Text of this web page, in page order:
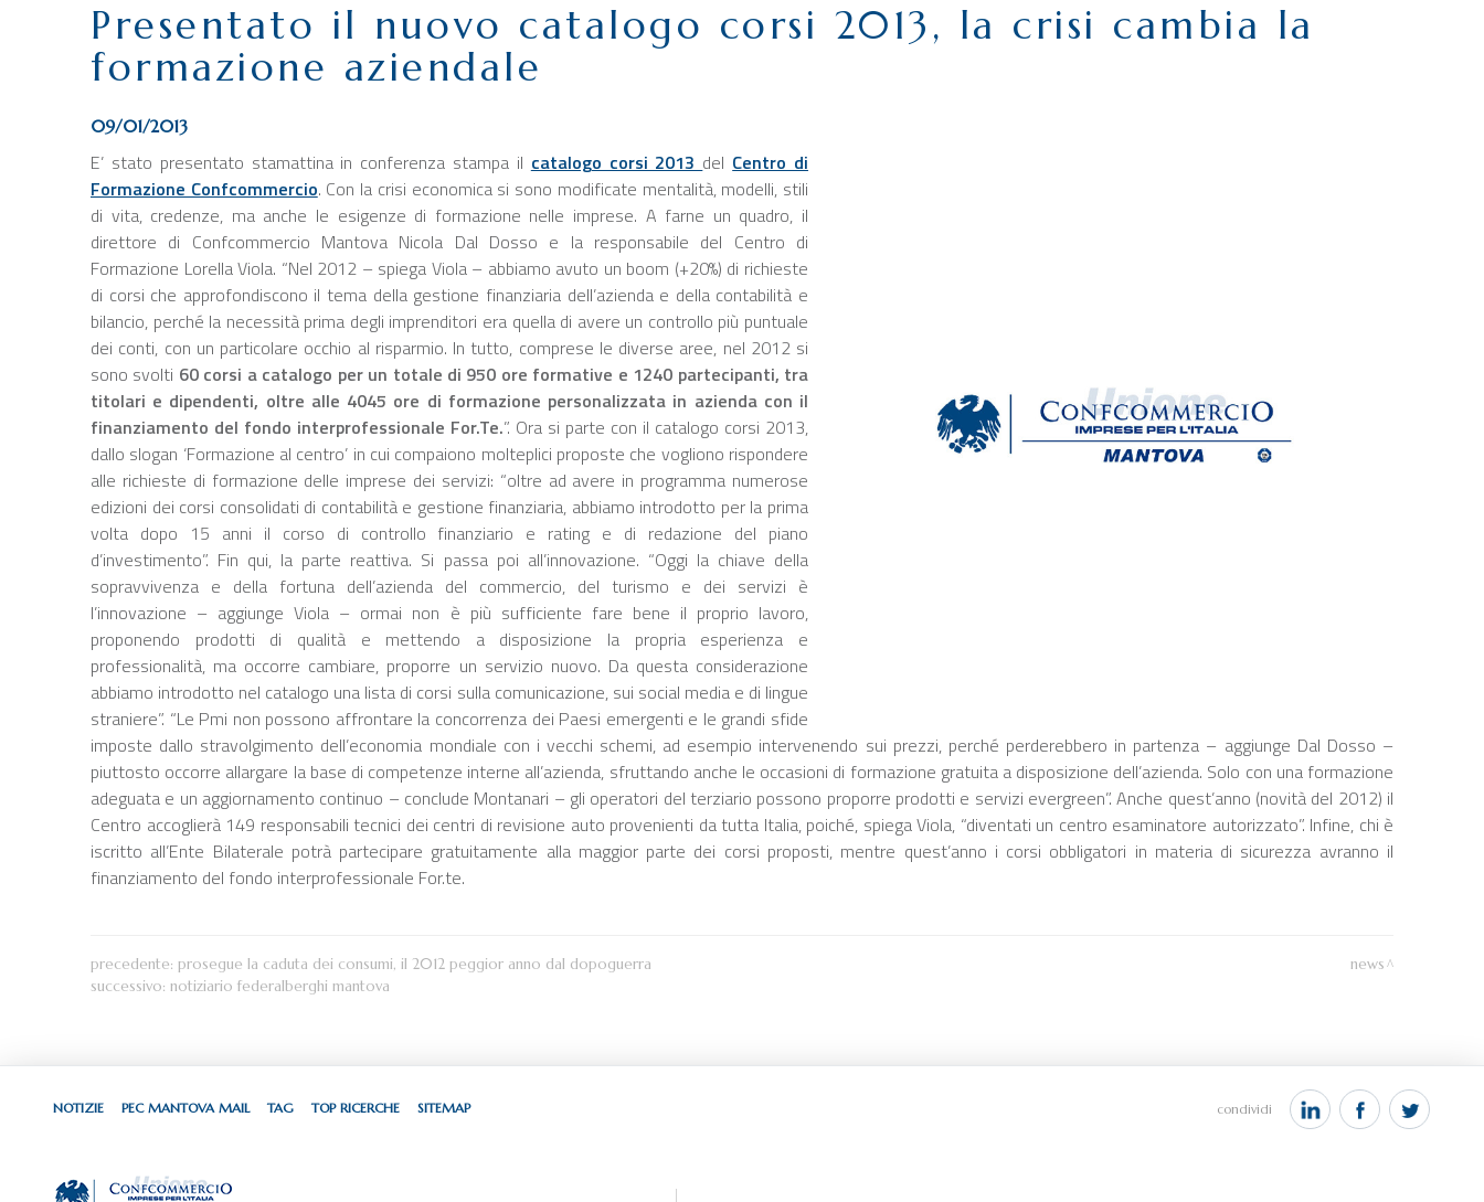
Presentato il nuovo catalogo corsi 2013, la crisi cambia la
formazione aziendale
09/01/2013
E’ stato presentato stamattina in conferenza stampa il catalogo corsi 2013 del Centro di
Formazione Confcommercio. Con la crisi economica si sono modificate mentalità, modelli, stili
di vita, credenze, ma anche le esigenze di formazione nelle imprese. A farne un quadro, il
direttore di Confcommercio Mantova Nicola Dal Dosso e la responsabile del Centro di
Formazione Lorella Viola. “Nel 2012 – spiega Viola – abbiamo avuto un boom (+20%) di richieste
di corsi che approfondiscono il tema della gestione finanziaria dell’azienda e della contabilità e
bilancio, perché la necessità prima degli imprenditori era quella di avere un controllo più puntuale
dei conti, con un particolare occhio al risparmio. In tutto, comprese le diverse aree, nel 2012 si
sono svolti 60 corsi a catalogo per un totale di 950 ore formative e 1240 partecipanti, tra
titolari e dipendenti, oltre alle 4045 ore di formazione personalizzata in azienda con il
finanziamento del fondo interprofessionale For.Te.”. Ora si parte con il catalogo corsi 2013,
dallo slogan ‘Formazione al centro’ in cui compaiono molteplici proposte che vogliono rispondere
alle richieste di formazione delle imprese dei servizi: “oltre ad avere in programma numerose
edizioni dei corsi consolidati di contabilità e gestione finanziaria, abbiamo introdotto per la prima
volta dopo 15 anni il corso di controllo finanziario e rating e di redazione del piano
d’investimento”. Fin qui, la parte reattiva. Si passa poi all’innovazione. “Oggi la chiave della
sopravvivenza e della fortuna dell’azienda del commercio, del turismo e dei servizi è
l’innovazione – aggiunge Viola – ormai non è più sufficiente fare bene il proprio lavoro,
proponendo prodotti di qualità e mettendo a disposizione la propria esperienza e
professionalità, ma occorre cambiare, proporre un servizio nuovo. Da questa considerazione
abbiamo introdotto nel catalogo una lista di corsi sulla comunicazione, sui social media e di lingue
straniere”. “Le Pmi non possono affrontare la concorrenza dei Paesi emergenti e le grandi sfide
imposte dallo stravolgimento dell’economia mondiale con i vecchi schemi, ad esempio intervenendo sui prezzi, perché perderebbero in partenza – aggiunge Dal Dosso –
piuttosto occorre allargare la base di competenze interne all’azienda, sfruttando anche le occasioni di formazione gratuita a disposizione dell’azienda. Solo con una formazione
adeguata e un aggiornamento continuo – conclude Montanari – gli operatori del terziario possono proporre prodotti e servizi evergreen”. Anche quest’anno (novità del 2012) il
Centro accoglierà 149 responsabili tecnici dei centri di revisione auto provenienti da tutta Italia, poiché, spiega Viola, “diventati un centro esaminatore autorizzato”. Infine, chi è
iscritto all’Ente Bilaterale potrà partecipare gratuitamente alla maggior parte dei corsi proposti, mentre quest’anno i corsi obbligatori in materia di sicurezza avranno il
finanziamento del fondo interprofessionale For.te.
precedente: prosegue la caduta dei consumi, il 2012 peggior anno dal dopoguerra
successivo: notiziario federalberghi mantova
news
NOTIZIE PEC MANTOVA MAIL TAG TOP RICERCHE SITEMAP condividi